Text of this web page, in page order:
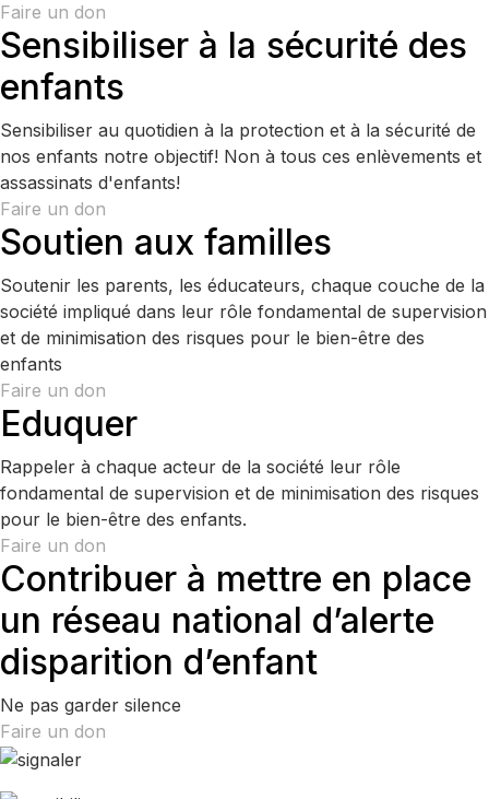
Faire un don
Sensibiliser à la sécurité des
enfants
Sensibiliser au quotidien à la protection et à la sécurité de
nos enfants notre objectif! Non à tous ces enlèvements et
assassinats d'enfants!
Faire un don
Soutien aux familles
Soutenir les parents, les éducateurs, chaque couche de la
société impliqué dans leur rôle fondamental de supervision
et de minimisation des risques pour le bien-être des
enfants
Faire un don
Eduquer
Rappeler à chaque acteur de la société leur rôle
fondamental de supervision et de minimisation des risques
pour le bien-être des enfants.
Faire un don
Contribuer à mettre en place
un réseau national d’alerte
disparition d’enfant
Ne pas garder silence
Faire un don